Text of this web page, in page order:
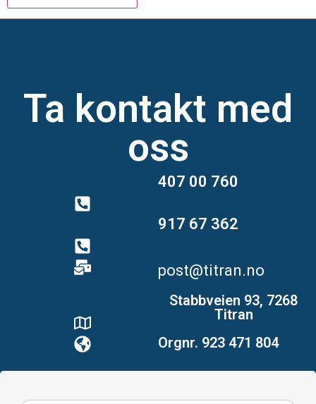
Ta kontakt med
oss
407 00 760
917 67 362
post@titran.no
Stabbveien 93, 7268
Titran
Orgnr. 923 471 804